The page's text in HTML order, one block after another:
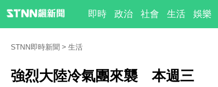
即時 政治 社會 生活 娛樂
STNN即時新聞 生活
強烈大陸冷氣團來襲 本週三